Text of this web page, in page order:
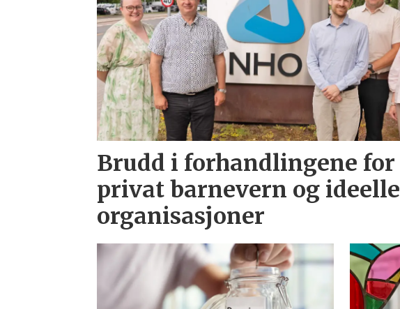
Brudd i forhandlingene for
privat barnevern og ideelle
organisasjoner